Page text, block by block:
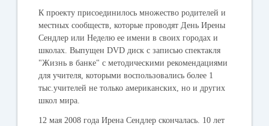
К проекту присоединилось множество родителей и
местных сообществ, которые проводят День Ирены
Сендлер или Неделю ее имени в своих городах и
школах. Выпущен DVD диск с записью спектакля
"Жизнь в банке" с методическими рекомендациями
для учителя, которыми воспользовались более 1
тыс.учителей не только американских, но и других
школ мира.
12 мая 2008 года Ирена Сендлер скончалась. 10 лет